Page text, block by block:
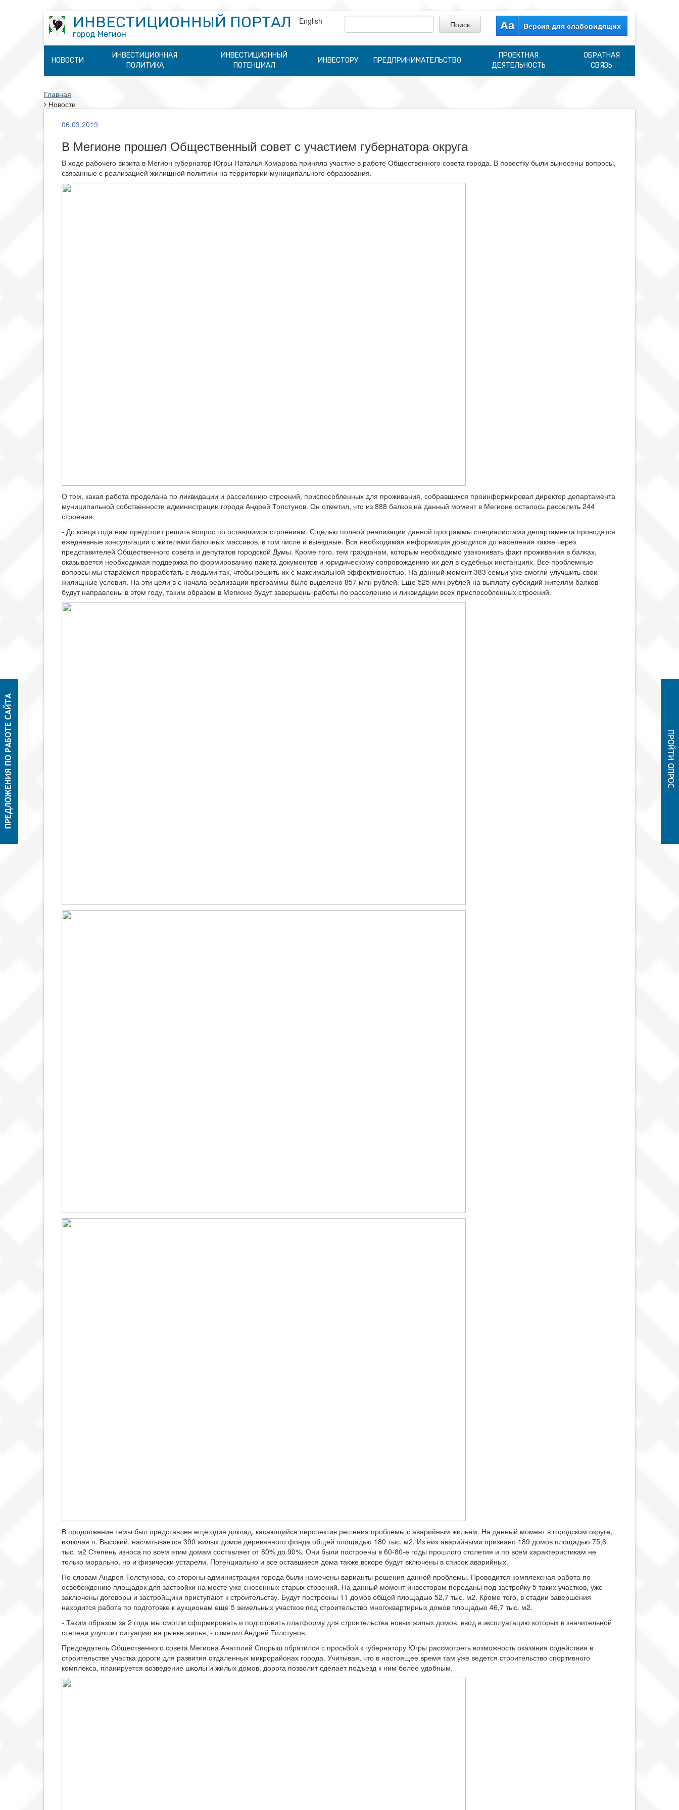
ИНВЕСТИЦИОННЫЙ ПОРТАЛ
город Мегион
English Aa Версия для слабовидящих
НОВОСТИ
ИНВЕСТИЦИОННАЯ
ПОЛИТИКА
ИНВЕСТИЦИОННЫЙ
ПОТЕНЦИАЛ
ИНВЕСТОРУ ПРЕДПРИНИМАТЕЛЬСТВО
ПРОЕКТНАЯ
ДЕЯТЕЛЬНОСТЬ
ОБРАТНАЯ
СВЯЗЬ
Главная
Новости
06.03.2019
В Мегионе прошел Общественный совет с участием губернатора округа
В ходе рабочего визита в Мегион губернатор Югры Наталья Комарова приняла участие в работе Общественного совета города. В повестку были вынесены вопросы,
связанные с реализацией жилищной политики на территории муниципального образования.
О том, какая работа проделана по ликвидации и расселению строений, приспособленных для проживания, собравшихся проинформировал директор департамента
муниципальной собственности администрации города Андрей Толстунов. Он отметил, что из 888 балков на данный момент в Мегионе осталось расселить 244
строения.
- До конца года нам предстоит решить вопрос по оставшимся строениям. С целью полной реализации данной программы специалистами департамента проводятся
ежедневные консультации с жителями балочных массивов, в том числе и выездные. Вся необходимая информация доводится до населения также через
представителей Общественного совета и депутатов городской Думы. Кроме того, тем гражданам, которым необходимо узаконивать факт проживания в балках,
оказывается необходимая поддержка по формированию пакета документов и юридическому сопровождению их дел в судебных инстанциях. Все проблемные
вопросы мы стараемся проработать с людьми так, чтобы решить их с максимальной эффективностью. На данный момент 383 семьи уже смогли улучшить свои
жилищные условия. На эти цели в с начала реализации программы было выделено 857 млн рублей. Еще 525 млн рублей на выплату субсидий жителям балков
будут направлены в этом году, таким образом в Мегионе будут завершены работы по расселению и ликвидации всех приспособленных строений.
В продолжение темы был представлен еще один доклад, касающийся перспектив решения проблемы с аварийным жильем. На данный момент в городском округе,
включая п. Высокий, насчитывается 390 жилых домов деревянного фонда общей площадью 180 тыс. м2. Из них аварийными признано 189 домов площадью 75,6
тыс. м2 Степень износа по всем этим домам составляет от 80% до 90%. Они были построены в 60-80-е годы прошлого столетия и по всем характеристикам не
только морально, но и физически устарели. Потенциально и все оставшиеся дома также вскоре будут включены в список аварийных.
По словам Андрея Толстунова, со стороны администрации города были намечены варианты решения данной проблемы. Проводится комплексная работа по
освобождению площадок для застройки на месте уже снесенных старых строений. На данный момент инвесторам переданы под застройку 5 таких участков, уже
заключены договоры и застройщики приступают к строительству. Будут построены 11 домов общей площадью 52,7 тыс. м2. Кроме того, в стадии завершения
находится работа по подготовке к аукционам еще 5 земельных участков под строительство многоквартирных домов площадью 46,7 тыс. м2.
- Таким образом за 2 года мы смогли сформировать и подготовить платформу для строительства новых жилых домов, ввод в эксплуатацию которых в значительной
степени улучшит ситуацию на рынке жилья, - отметил Андрей Толстунов.
Председатель Общественного совета Мегиона Анатолий Спорыш обратился с просьбой к губернатору Югры рассмотреть возможность оказания содействия в
строительстве участка дороги для развития отдаленных микрорайонах города. Учитывая, что в настоящее время там уже ведется строительство спортивного
комплекса, планируется возведение школы и жилых домов, дорога позволит сделает подъезд к ним более удобным.